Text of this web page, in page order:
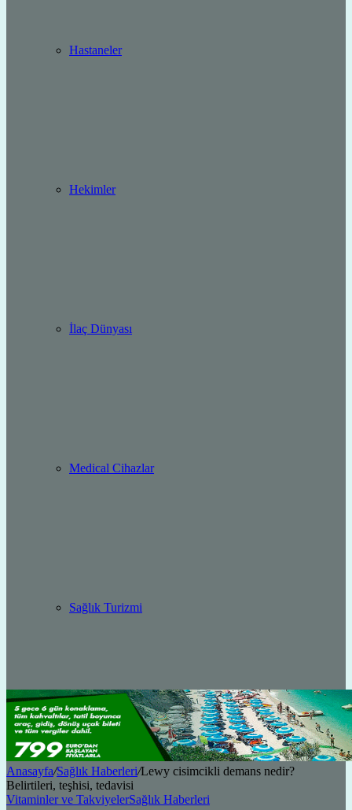
Hastaneler
Hekimler
İlaç Dünyası
Medical Cihazlar
Sağlık Turizmi
Anasayfa/Sağlık Haberleri/Lewy cisimcikli demans nedir?
Belirtileri, teşhisi, tedavisi
Vitaminler ve TakviyelerSağlık Haberleri